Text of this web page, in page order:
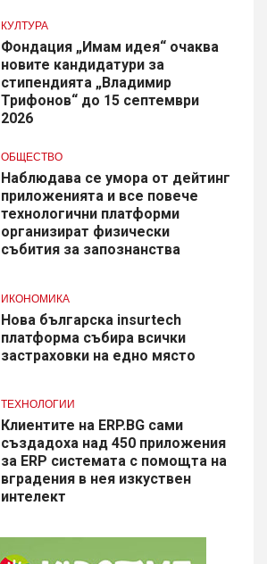
КУЛТУРА
Фондация „Имам идея“ очаква
новите кандидатури за
стипендията „Владимир
Трифонов“ до 15 септември
2026
ОБЩЕСТВО
Наблюдава се умора от дейтинг
приложенията и все повече
технологични платформи
организират физически
събития за запознанства
ИКОНОМИКА
Нова българска insurtech
платформа събира всички
застраховки на едно място
ТЕХНОЛОГИИ
Клиентите на ERP.BG сами
създадоха над 450 приложения
за ERP системата с помощта на
вградения в нея изкуствен
интелект